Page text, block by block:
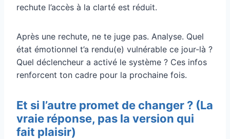
rechute l’accès à la clarté est réduit.
Après une rechute, ne te juge pas. Analyse. Quel
état émotionnel t’a rendu(e) vulnérable ce jour-là ?
Quel déclencheur a activé le système ? Ces infos
renforcent ton cadre pour la prochaine fois.
Et si l’autre promet de changer ? (La
vraie réponse, pas la version qui
fait plaisir)